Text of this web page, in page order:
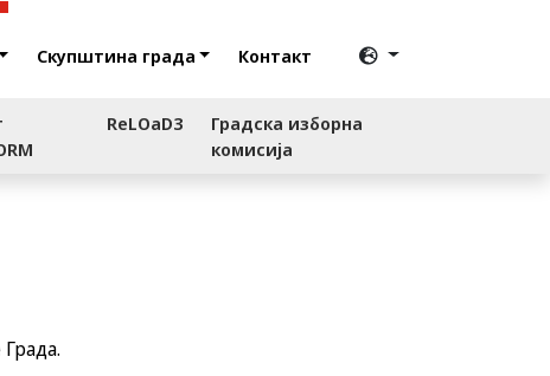
Скупштина града Контакт
ReLOaD3
Градска изборна
комисија